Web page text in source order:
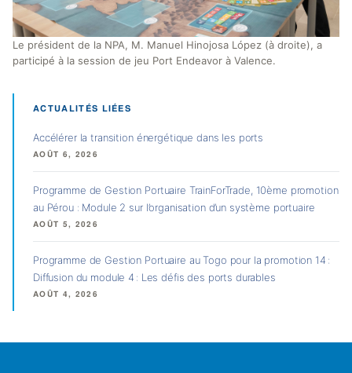
Le président de la NPA, M. Manuel Hinojosa López (à droite), a
participé à la session de jeu Port Endeavor à Valence.
ACTUALITÉS LIÉES
Accélérer la transition énergétique dans les ports
AOÛT 6, 2026
Programme de Gestion Portuaire TrainForTrade, 10ème promotion
au Pérou : Module 2 sur l’organisation d’un système portuaire
AOÛT 5, 2026
Programme de Gestion Portuaire au Togo pour la promotion 14 :
Diffusion du module 4 : Les défis des ports durables
AOÛT 4, 2026